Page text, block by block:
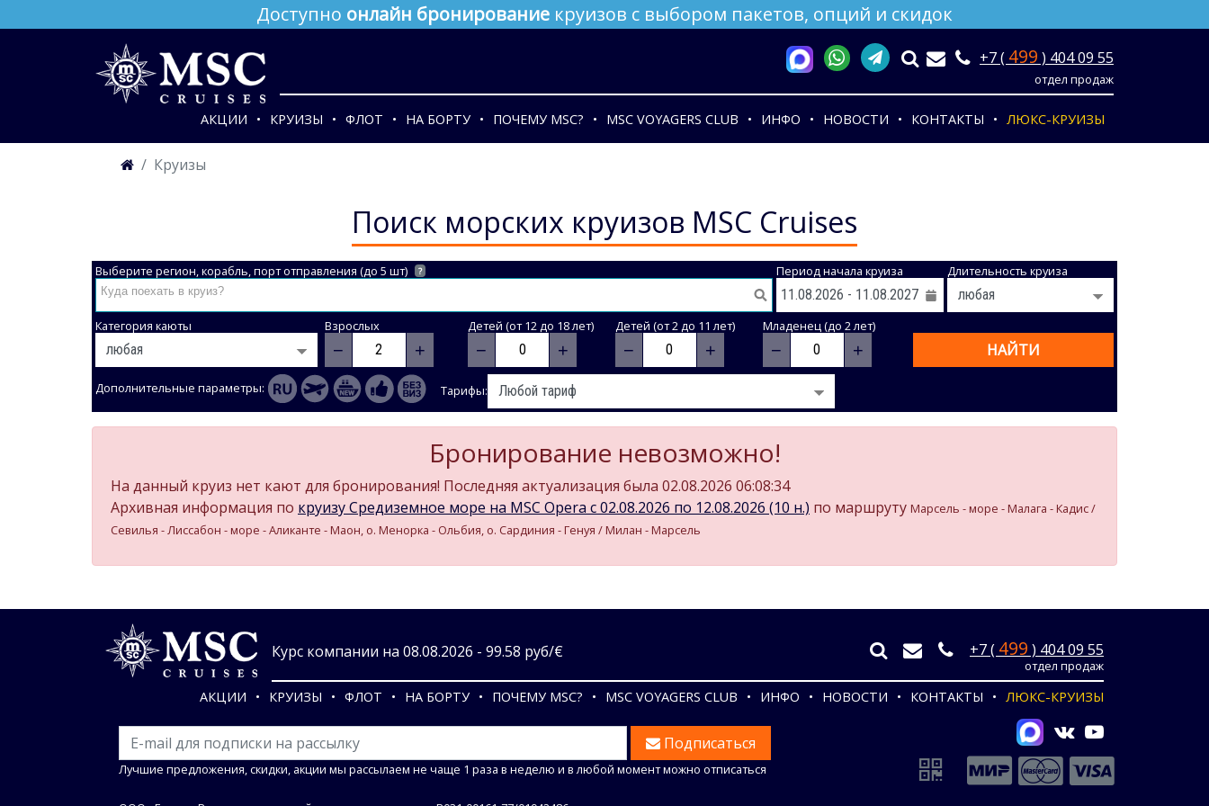
Доступно онлайн бронирование круизов с выбором пакетов, опций и скидок
+7 ( 499 ) 404 09 55
отдел продаж
АКЦИИ КРУИЗЫ ФЛОТ НА БОРТУ ПОЧЕМУ MSC? MSC VOYAGERS CLUB ИНФО НОВОСТИ КОНТАКТЫ ЛЮКС-КРУИЗЫ
Круизы
Поиск морских круизов MSC Cruises
Выберите регион, корабль, порт отправления (до 5 шт) ? Период начала круиза Длительность круиза
Категория каюты Взрослых
− +
Детей (от 12 до 18 лет)
− +
Детей (от 2 до 11 лет)
− +
Младенец (до 2 лет)
− + НАЙТИ
Дополнительные параметры: Тарифы:
Бронирование невозможно!
На данный круиз нет кают для бронирования! Последняя актуализация была 02.08.2026 06:08:34
Архивная информация по круизу Средиземное море на MSC Opera c 02.08.2026 по 12.08.2026 (10 н.) по маршруту Марсель - море - Малага - Кадиc /
Севилья - Лиссабон - море - Аликанте - Маон, о. Менорка - Ольбия, о. Сардиния - Генуя / Милан - Марсель
Курс компании на 08.08.2026 - 99.58 руб/€ +7 ( 499 ) 404 09 55
отдел продаж
АКЦИИ КРУИЗЫ ФЛОТ НА БОРТУ ПОЧЕМУ MSC? MSC VOYAGERS CLUB ИНФО НОВОСТИ КОНТАКТЫ ЛЮКС-КРУИЗЫ
Подписаться
Лучшие предложения, скидки, акции мы рассылаем не чаще 1 раза в неделю и в любой момент можно отписаться